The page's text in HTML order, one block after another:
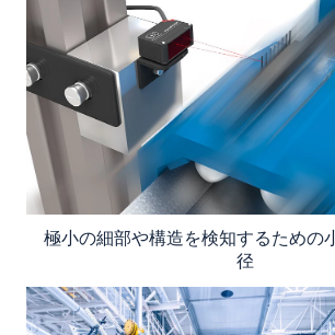
極小の細部や構造を検知するための
径